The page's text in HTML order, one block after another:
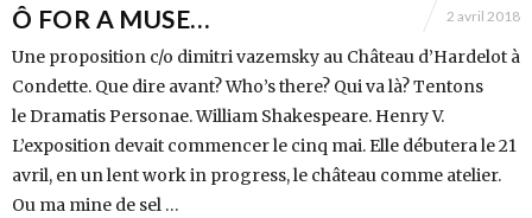
Ô FOR A MUSE… 2 avril 2018
Une proposition c/o dimitri vazemsky au Château d’Hardelot à
Condette. Que dire avant? Who’s there? Qui va là? Tentons
le Dramatis Personae. William Shakespeare. Henry V.
L’exposition devait commencer le cinq mai. Elle débutera le 21
avril, en un lent work in progress, le château comme atelier.
Ou ma mine de sel …